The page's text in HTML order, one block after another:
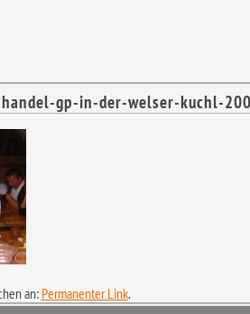
gp-in-der-welser-kuchl-
an: Permanenter Link.